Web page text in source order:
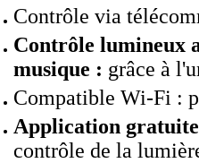
Contrôle via
Contrôle lumineux
musique : grâce à
Compatible Wi-Fi :
Application
contrôle de la